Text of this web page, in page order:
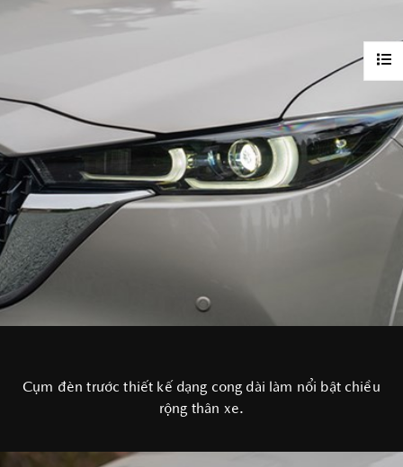
Cụm đèn trước thiết kế dạng cong dài làm nổi bật chiều
rộng thân xe.